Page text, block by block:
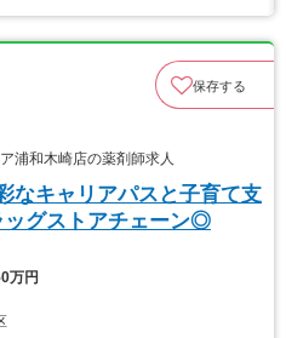
保存する
浦和木崎店の薬剤師求人
なキャリアパスと子育て支
ッグストアチェーン◎
万円